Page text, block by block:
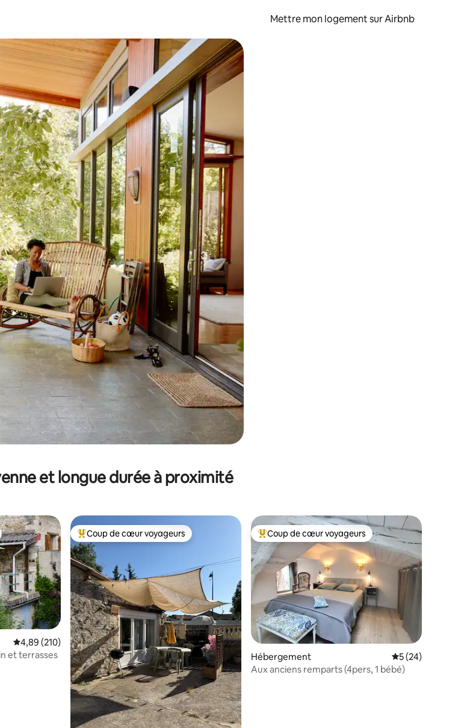
Mettre mon logement sur Airbnb
le bas pour les parcourir ou en appuyant et en faisant glisser.
et longue durée à proximité
commentaires : 5 sur 5
Évaluation moyenne sur la base de 210 commentaires : 4,89 sur 5
4,89 (210)
et terrasses
Coups de cœur voyageurs les plus appréciés
Coup de cœur voyageurs Coups de cœur voyageurs les plus appréciés
Coup de cœur voyageurs
Hébergement Évaluation
5 (24)
Aux anciens remparts (4pers, 1 bébé)